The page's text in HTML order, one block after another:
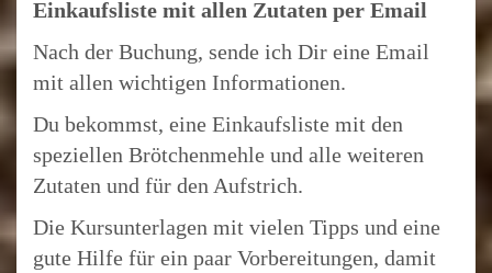
Einkaufsliste mit allen Zutaten per Email
Nach der Buchung, sende ich Dir eine Email
mit allen wichtigen Informationen.
Du bekommst, eine Einkaufsliste mit den
speziellen Brötchenmehle und alle weiteren
Zutaten und für den Aufstrich.
Die Kursunterlagen mit vielen Tipps und eine
gute Hilfe für ein paar Vorbereitungen, damit